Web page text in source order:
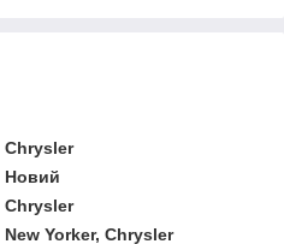
Chrysler
Новий
Chrysler
New Yorker, Chrysler